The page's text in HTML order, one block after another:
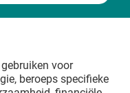
voor
beroeps specifieke